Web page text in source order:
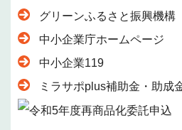
グリーンふるさと振興機構
中小企業庁ホームページ
中小企業119
ミラサポplus補助金・助成